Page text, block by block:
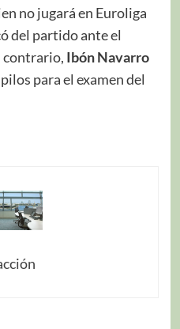
no jugará en Euroliga
del partido ante el
contrario, Ibón Navarro
para el examen del